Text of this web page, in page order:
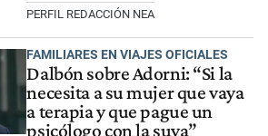
PERFIL REDACCIÓN NEA
FAMILIARES EN VIAJES OFICIALES
Dalbón sobre Adorni: “Si la
necesita a su mujer que vaya
a terapia y que pague un
psicólogo con la suya”